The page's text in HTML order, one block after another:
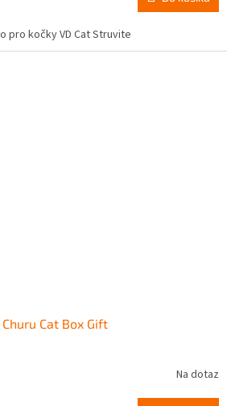
pro kočky VD Cat Struvite
Churu Cat Box Gift
Na dotaz